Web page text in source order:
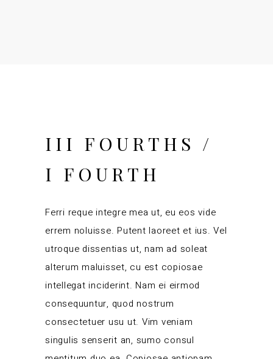
III FOURTHS /
I FOURTH
Ferri reque integre mea ut, eu eos vide
errem noluisse. Putent laoreet et ius. Vel
utroque dissentias ut, nam ad soleat
alterum maluisset, cu est copiosae
intellegat inciderint. Nam ei eirmod
consequuntur, quod nostrum
consectetuer usu ut. Vim veniam
singulis senserit an, sumo consul